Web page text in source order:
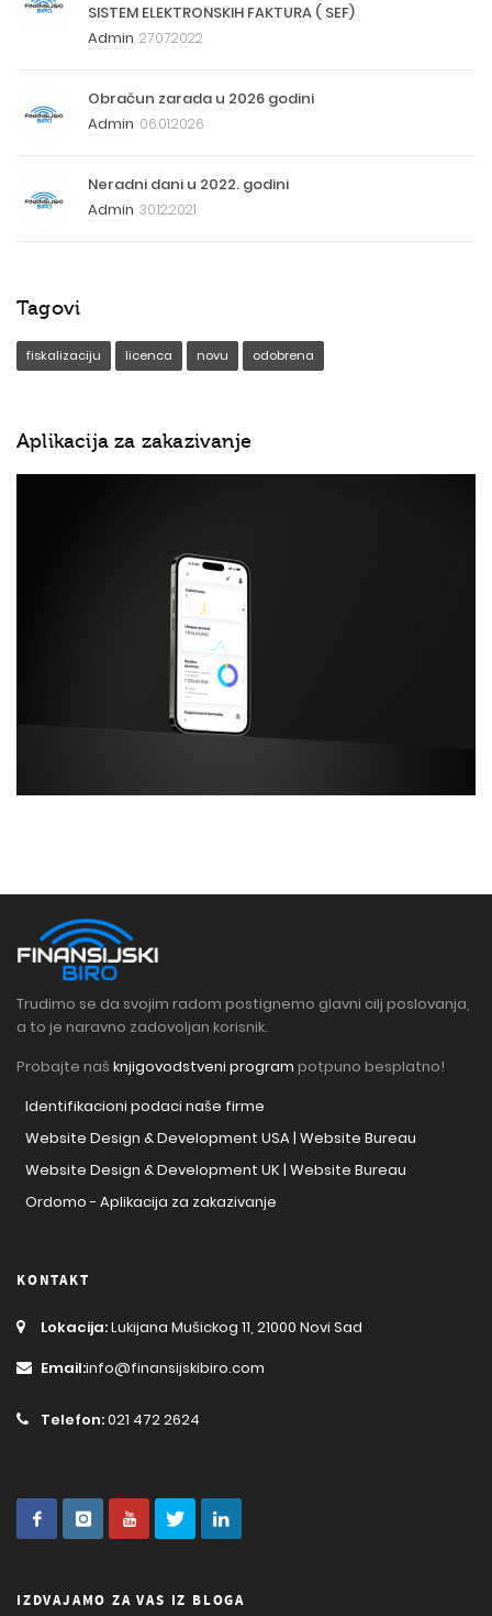
SISTEM ELEKTRONSKIH FAKTURA ( SEF)
Admin 27.07.2022
Obračun zarada u 2026 godini
Admin 06.01.2026
Neradni dani u 2022. godini
Admin 30.12.2021
Tagovi
fiskalizaciju licenca novu odobrena
Aplikacija za zakazivanje
Trudimo se da svojim radom postignemo glavni cilj poslovanja,
a to je naravno zadovoljan korisnik.
Probajte naš knjigovodstveni program potpuno besplatno!
Identifikacioni podaci naše firme
Website Design & Development USA | Website Bureau
Website Design & Development UK | Website Bureau
Ordomo - Aplikacija za zakazivanje
KONTAKT
Lokacija:Lukijana Mušickog 11, 21000 Novi Sad
Email:info@finansijskibiro.com
Telefon:021 472 2624
IZDVAJAMO ZA VAS IZ BLOGA